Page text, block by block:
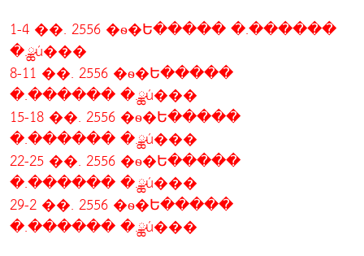
1-4 ��. 2556 �ѳ�Ե����� �.������
�.ྪú���
8-11 ��. 2556 �ѳ�Ե�����
�.������ �.ྪú���
15-18 ��. 2556 �ѳ�Ե�����
�.������ �.ྪú���
22-25 ��. 2556 �ѳ�Ե�����
�.������ �.ྪú���
29-2 ��. 2556 �ѳ�Ե�����
�.������ �.ྪú���